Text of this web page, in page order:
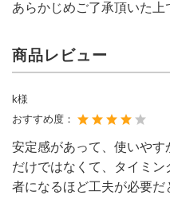
あらかじめご了承頂いた上
商品レビュー
k様
おすすめ度：
安定感があって、使いや
だけではなくて、タイミ
者になるほど工夫が必要